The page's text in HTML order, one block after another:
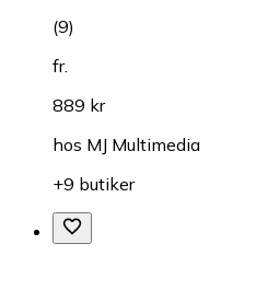
(9)
fr.
889 kr
hos MJ Multimedia
+9 butiker